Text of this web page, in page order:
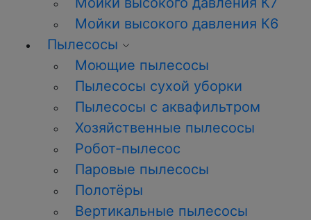
Мойки высокого давления К6
Пылесосы
Моющие пылесосы
Пылесосы сухой уборки
Пылесосы с аквафильтром
Хозяйственные пылесосы
Робот-пылесос
Паровые пылесосы
Полотёры
Вертикальные пылесосы